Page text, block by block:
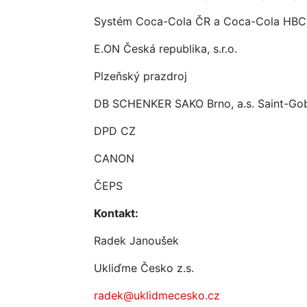
Systém Coca-Cola ČR a Coca-Cola HBC
E.ON Česká republika, s.r.o.
Plzeňský prazdroj
DB SCHENKER SAKO Brno, a.s. Saint-
DPD CZ
CANON
ČEPS
Kontakt:
Radek Janoušek
Ukliďme Česko z.s.
radek@uklidmecesko.cz